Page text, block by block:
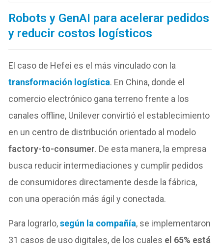
Robots y GenAI para acelerar pedidos
y reducir costos logísticos
El caso de Hefei es el más vinculado con la
transformación logística. En China, donde el
comercio electrónico gana terreno frente a los
canales offline, Unilever convirtió el establecimiento
en un centro de distribución orientado al modelo
factory-to-consumer. De esta manera, la empresa
busca reducir intermediaciones y cumplir pedidos
de consumidores directamente desde la fábrica,
con una operación más ágil y conectada.
Para lograrlo,según la compañía, se implementaron
31 casos de uso digitales, de los cuales el 65% está